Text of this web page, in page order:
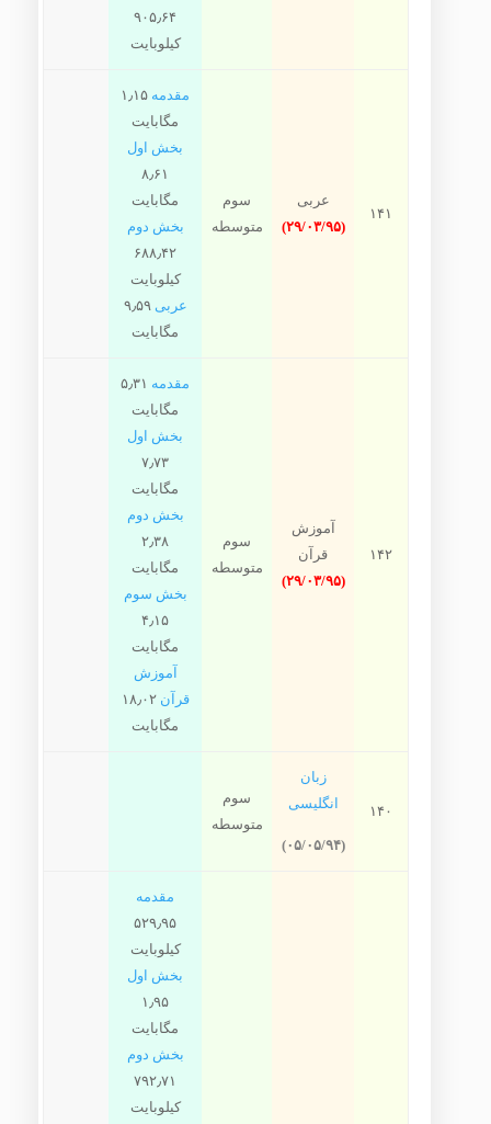
۹۰۵٫۶۴
کیلوبایت
۱۴۱
عربی
(۲۹/۰۳/۹۵)
سوم
متوسطه
مقدمه ۱٫۱۵
مگابایت
بخش اول
۸٫۶۱
مگابایت
بخش دوم
۶۸۸٫۴۲
کیلوبایت
عربی ۹٫۵۹
مگابایت
۱۴۲
آموزش
قرآن
(۲۹/۰۳/۹۵)
سوم
متوسطه
مقدمه ۵٫۳۱
مگابایت
بخش اول
۷٫۷۳
مگابایت
بخش دوم
۲٫۳۸
مگابایت
بخش سوم
۴٫۱۵
مگابایت
آموزش
قرآن ۱۸٫۰۲
مگابایت
۱۴۰
زبان
انگلیسی
(۰۵/۰۵/۹۴)
سوم
متوسطه
مقدمه
۵۲۹٫۹۵
کیلوبایت
بخش اول
۱٫۹۵
مگابایت
بخش دوم
۷۹۲٫۷۱
کیلوبایت